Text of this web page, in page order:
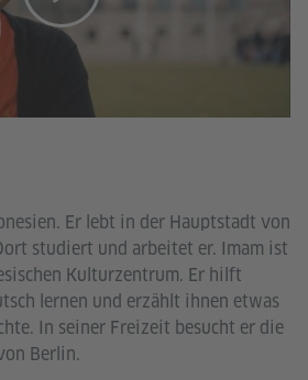
Er lebt in der Hauptstadt von
studiert und arbeitet er. Imam ist
Kulturzentrum. Er hilft
lernen und erzählt ihnen etwas
In seiner Freizeit besucht er die
Berlin.